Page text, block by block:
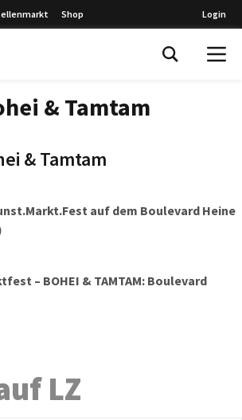
Shop Login
& Tamtam
& Tamtam
auf dem Boulevard Heine
– BOHEI & TAMTAM: Boulevard
LZ